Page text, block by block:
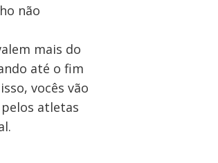
não
mais do
até o fim
vocês vão
atletas